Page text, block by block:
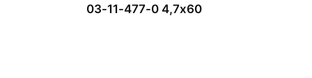
03-11-477-0 4,7х60